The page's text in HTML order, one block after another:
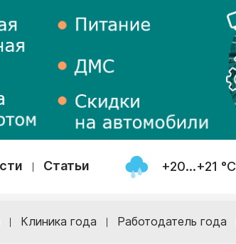
Статьи +20...+21 °С
Клиника года Работодатель года